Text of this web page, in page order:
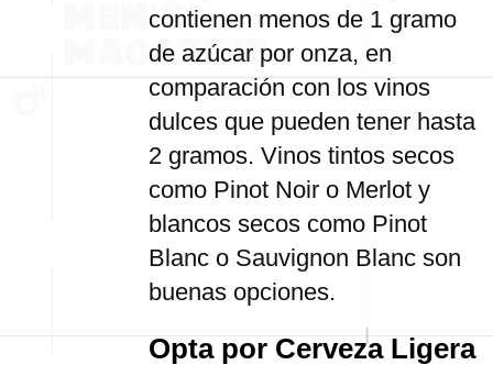
contienen menos de 1 gramo
de azúcar por onza, en
comparación con los vinos
dulces que pueden tener hasta
2 gramos. Vinos tintos secos
como Pinot Noir o Merlot y
blancos secos como Pinot
Blanc o Sauvignon Blanc son
buenas opciones.
Opta por Cerveza Ligera